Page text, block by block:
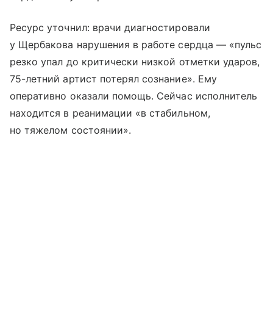
Ресурс уточнил: врачи диагностировали
у Щербакова нарушения в работе сердца — «пульс
резко упал до критически низкой отметки ударов,
75-летний артист потерял сознание». Ему
оперативно оказали помощь. Cейчас исполнитель
находится в реанимации «в стабильном,
но тяжелом состоянии».